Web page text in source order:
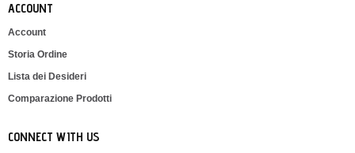
ACCOUNT
Account
Storia Ordine
Lista dei Desideri
Comparazione Prodotti
CONNECT WITH US